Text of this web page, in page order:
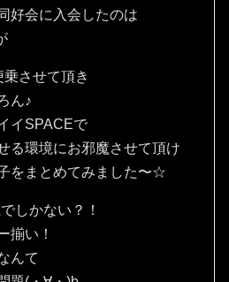
好会に入会したのは
させて頂き
ん♪
イSPACEで
る環境にお邪魔させて頂け
をまとめてみました〜☆
しかない？！
揃い！
んて